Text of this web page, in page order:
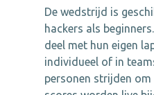
De wedstrijd is
hackers als
deel met hun eigen
individueel of in
personen strijden om